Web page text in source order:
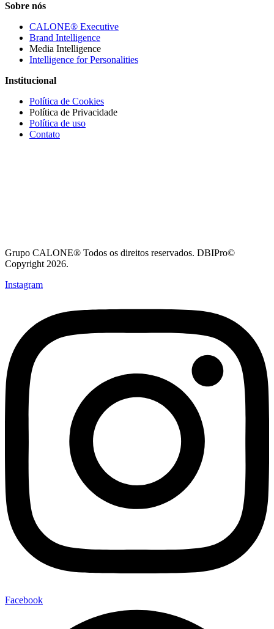
Sobre nós
CALONE® Executive
Brand Intelligence
Media Intelligence
Intelligence for Personalities
Institucional
Política de Cookies
Política de Privacidade
Política de uso
Contato
Grupo CALONE® Todos os direitos reservados. DBIPro©
Copyright 2026.
Instagram
Facebook